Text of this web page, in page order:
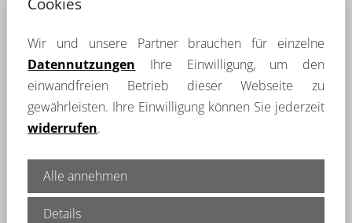
Geschäfte, Dienstleister und Ämter bieten
bietet für Einheimische und Gäste auch ein
reichhaltiges Angebot an Gaststätten und
Restaurants und ist einer von nur 100
ausgezeichneten bayerischen Genussorten.
Waldsassen zu einer lebendigen Kulturstadt.
Hier läßt es sich Leben!
Wir und unsere Partner brauchen für einzelne
Datennutzungen Ihre Einwilligung, um den
einwandfreien Betrieb dieser Webseite zu
gewährleisten. Ihre Einwilligung können Sie jederzeit
widerrufen.
Alle annehmen
Details